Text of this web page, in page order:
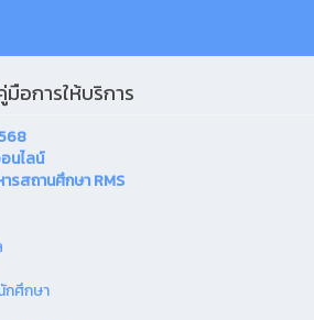
อการให้บริการ
นไลน์
รสถานศึกษา RMS
กศึกษา